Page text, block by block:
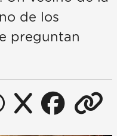
de los
preguntan